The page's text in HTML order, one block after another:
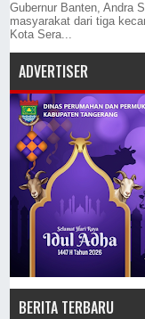
Gubernur Banten, Andra
masyarakat dari tiga
Kota Sera...
ADVERTISER
BERITA TERBARU